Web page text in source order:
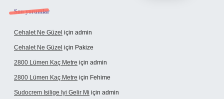
Son yorumlar
Cehalet Ne Güzel için admin
Cehalet Ne Güzel için Pakize
2800 Lümen Kaç Metre için admin
2800 Lümen Kaç Metre için Fehime
Sudocrem Isilige Iyi Gelir Mi için admin